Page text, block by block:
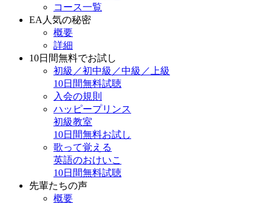
コース一覧
EA人気の秘密
概要
詳細
10日間無料でお試し
初級／初中級／中級／上級
10日間無料試聴
入会の規則
ハッピープリンス
初級教室
10日間無料お試し
歌って覚える
英語のおけいこ
10日間無料試聴
先輩たちの声
概要